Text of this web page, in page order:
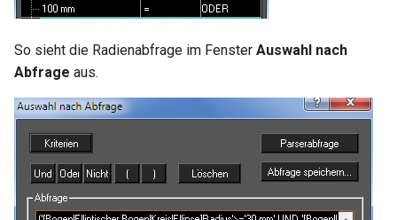
So sieht die Radienabfrage im Fenster Auswahl nach
Abfrage aus.